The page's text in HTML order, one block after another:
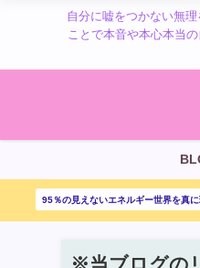
自分に嘘をつかない無
ことで本音や本心本当
95％の見えないエネルギー世界を真
※当ブログの